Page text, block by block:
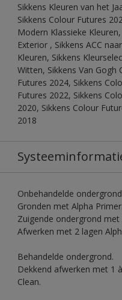
Sikkens Kleuren van het
Sikkens Colour Futures
Modern Klassieke
Exterior , Sikkens ACC
Kleuren, Sikkens
Witten, Sikkens Van Gogh
Futures 2024, Sikkens
Futures 2022, Sikkens
2020, Sikkens Colour
2018
Onbehandelde
Gronden met Alpha Primer.
Zuigende ondergrond met
Afwerken met 2 lagen
Behandelde ondergrond.
Dekkend afwerken met 1
Clean.